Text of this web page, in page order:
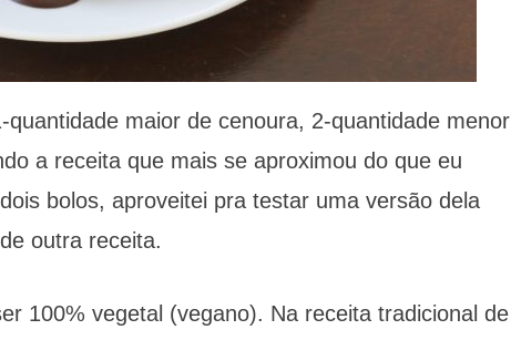
maior de cenoura, 2-quantidade menor
a receita que mais se aproximou do que eu
bolos, aproveitei pra testar uma versão dela
outra receita.
100% vegetal (vegano). Na receita tradicional de